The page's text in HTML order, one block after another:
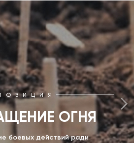
ОГНЯ
боевых действий ради